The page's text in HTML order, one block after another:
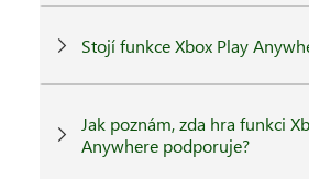
Stojí funkce Xbox Play
Jak poznám, zda hra funkci
Anywhere podporuje?